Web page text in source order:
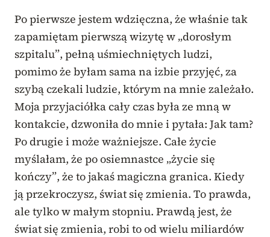
Po pierwsze jestem wdzięczna, że właśnie tak
zapamiętam pierwszą wizytę w „dorosłym
szpitalu”, pełną uśmiechniętych ludzi,
pomimo że byłam sama na izbie przyjęć, za
szybą czekali ludzie, którym na mnie zależało.
Moja przyjaciółka cały czas była ze mną w
kontakcie, dzwoniła do mnie i pytała: Jak tam?
Po drugie i może ważniejsze. Całe życie
myślałam, że po osiemnastce „życie się
kończy”, że to jakaś magiczna granica. Kiedy
ją przekroczysz, świat się zmienia. To prawda,
ale tylko w małym stopniu. Prawdą jest, że
świat się zmienia, robi to od wielu miliardów